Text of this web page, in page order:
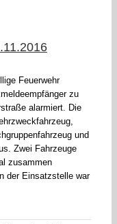
Feuerwehr
zu
alarmiert. Die
und
Zwei Fahrzeuge
zusammen
der Einsatzstelle war